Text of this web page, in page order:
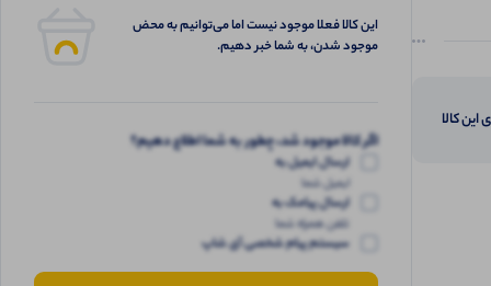
این کالا
این کالا فعلا موجود نیست اما می‌توانیم به محض
موجود شدن، به شما خبر دهیم.
اگر کالا موجود شد، چطور به شما اطلاع دهیم؟
ارسال ایمیل به
ایمیل شما
ارسال پیامک به
تلفن همراه شما
سیستم پیام شخصی آی شاپ